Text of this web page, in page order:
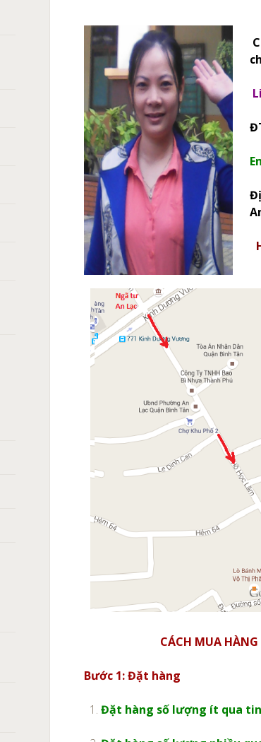
Đ
CÁCH MUA
Bước 1: Đặt hàng
Đặt hàng số lượng ít qua